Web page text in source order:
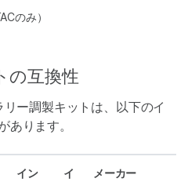
のみ）
の互換性
ー調製キットは、以下のイ
あります。
イン
イ
メーカー